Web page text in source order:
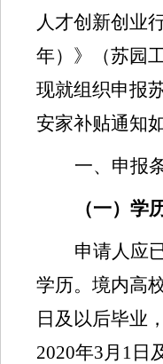
人才创新创业
年）》（苏园
现就组织申报
安家补贴通知
一、申报
（一）学
申请人应
学历。境内高
日及以后毕业
2020年3月 1 日